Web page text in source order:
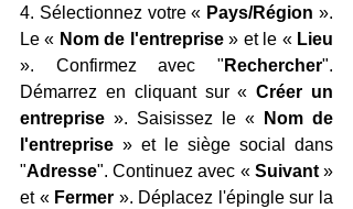
4. Sélectionnez votre « Pays/Région ».
Le « Nom de l'entreprise » et le « Lieu
». Confirmez avec " Rechercher".
Démarrez en cliquant sur « Créer un
entreprise ». Saisissez le «
Nom de
l'entreprise » et le siège social dans
"Adresse". Continuez avec « Suivant »
et « Fermer ». Déplacez l'épingle sur la